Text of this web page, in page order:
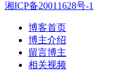
湘ICP备20011628号-1
博客首页
博主介绍
留言博主
相关视频